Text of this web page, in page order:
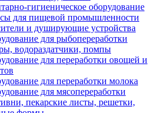
гигиеническое оборудование
для пищевой промышленности
и душирующие устройства
для рыбопереработки
водораздатчики, помпы
для переработки овощей и
для переработки молока
для мясопереработки
пекарские листы, решетки,